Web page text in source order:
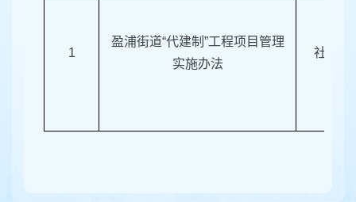
1
盈浦街道“代建制”工程项目管理
实施办法
社区管